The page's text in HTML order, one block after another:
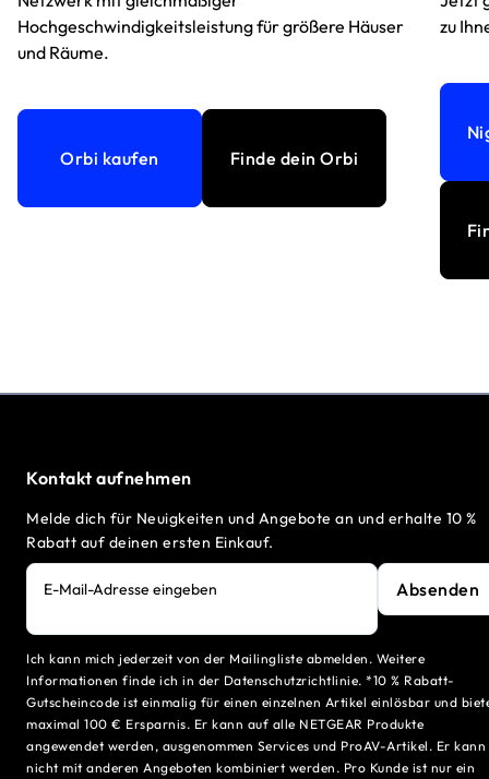
Hochgeschwindigkeitsleistung für größere Häuser
und Räume.
Orbi kaufen Finde dein Orbi
zu
Kontakt aufnehmen
Melde dich für Neuigkeiten und Angebote an und erhalte 10 %
Rabatt auf deinen ersten Einkauf.
E-Mail-Adresse eingeben Absenden
Ich kann mich jederzeit von der Mailingliste abmelden. Weitere
Informationen finde ich in der Datenschutzrichtlinie. *10 % Rabatt-
Gutscheincode ist einmalig für einen einzelnen Artikel einlösbar und
maximal 100 € Ersparnis. Er kann auf alle NETGEAR Produkte
angewendet werden, ausgenommen Services und ProAV-Artikel. Er kann
nicht mit anderen Angeboten kombiniert werden. Pro Kunde ist nur ein